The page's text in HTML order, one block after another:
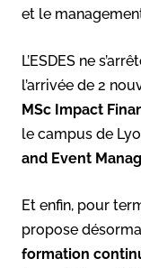
et le
L’ESDES ne
l’arrivée de 2
MSc Impact
le campus de
and Event
Et enfin, pour
propose
formation